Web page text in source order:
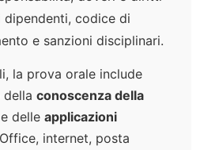
codice di
e sanzioni disciplinari.
la prova orale include
della conoscenza della
e delle applicazioni
internet, posta